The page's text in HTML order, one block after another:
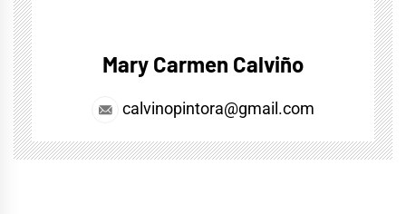
Mary Carmen Calviño
calvinopintora@gmail.com